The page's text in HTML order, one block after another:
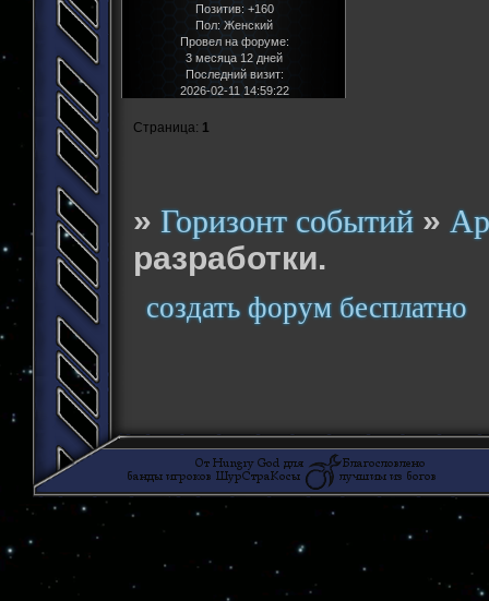
Позитив: +160
Пол:Женский
Провел на форуме:
3 месяца 12 дней
Последний визит:
2026-02-11 14:59:22
Страница: 1
»Горизонт событий »
разработки.
создать форум бесплатно